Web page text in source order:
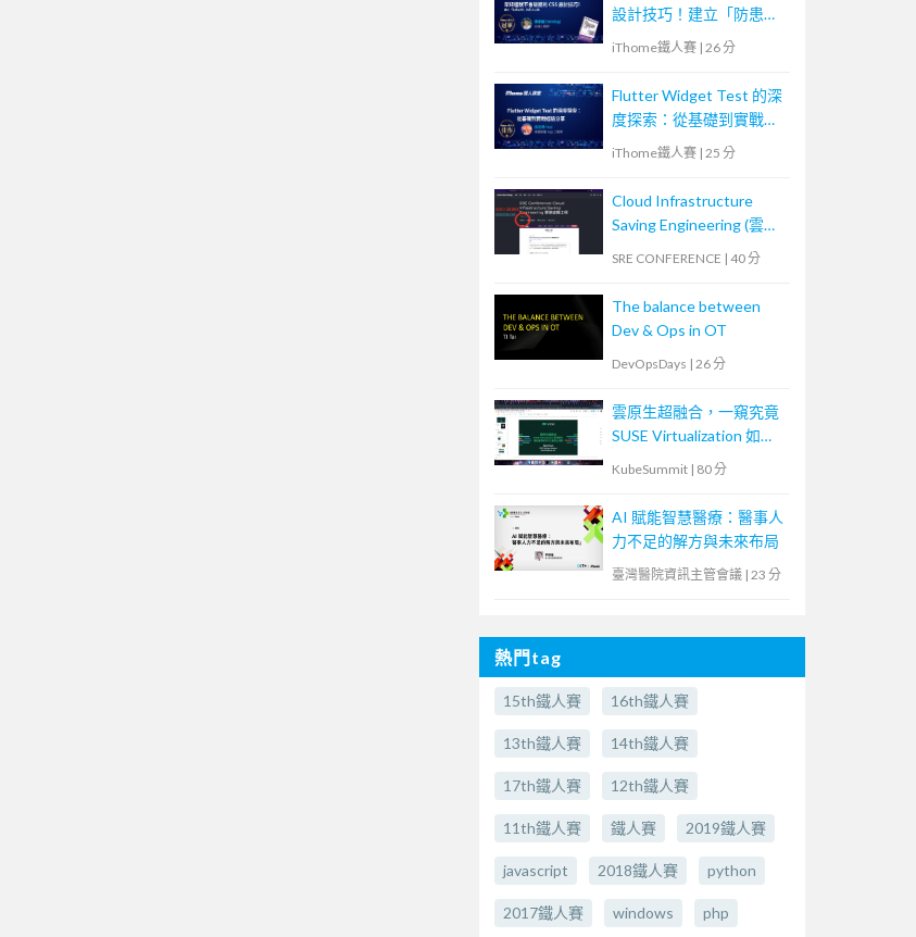
設計技巧！建立「防患未
然」的匠人心態
iThome鐵人賽 | 26 分
Flutter Widget Test 的深
度探索：從基礎到實戰經
iThome鐵人賽 | 25 分
Cloud Infrastructure
Saving Engineering (雲端
SRE CONFERENCE | 40 分
The balance between
Dev & Ops in OT
DevOpsDays | 26 分
雲原生超融合，一窺究竟
SUSE Virtualization 如何
解決傳統應用與現代化雲
KubeSummit | 80 分
AI 賦能智慧醫療：醫事人
力不足的解方與未來布局
臺灣醫院資訊主管會議 | 23 分
熱門tag
15th鐵人賽 16th鐵人賽
13th鐵人賽 14th鐵人賽
17th鐵人賽 12th鐵人賽
11th鐵人賽 鐵人賽 2019鐵人賽
javascript 2018鐵人賽 python
2017鐵人賽 windows php